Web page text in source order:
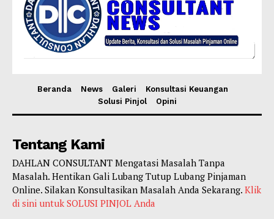
Beranda News Galeri
Konsultasi Keuangan
Solusi Pinjol
Opini
Tentang Kami
DAHLAN CONSULTANT Mengatasi Masalah Tanpa
Masalah. Hentikan Gali Lubang Tutup Lubang Pinjaman
Online. Silakan Konsultasikan Masalah Anda Sekarang. Klik
di sini untuk SOLUSI PINJOL Anda